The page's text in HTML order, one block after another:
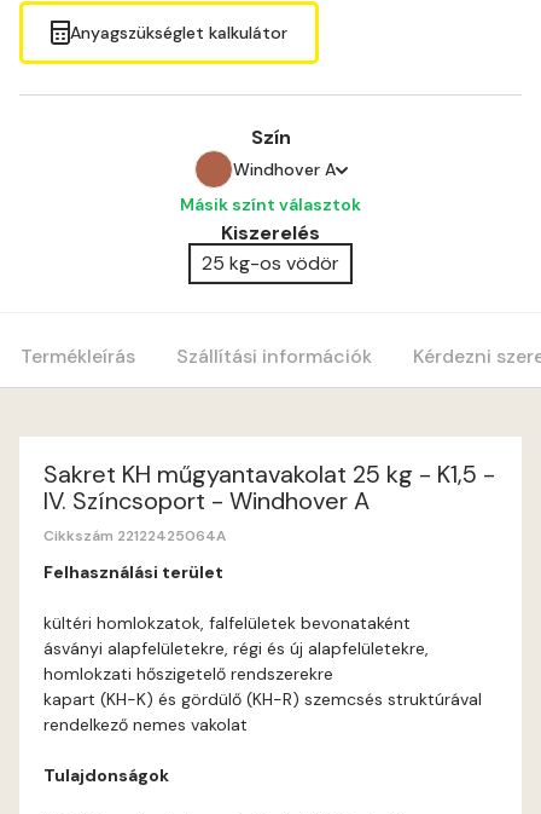
Anyagszükséglet kalkulátor
Szín
Windhover A
Amber B
Apple B
Cobalt A
Corn A
Current-red A
Másik színt választok
Kiszerelés
25 kg-os vödör
Termékleírás Szállítási információk Kérdezni
Sakret KH műgyantavakolat 25 kg - K1,5 -
IV. Színcsoport - Windhover A
Cikkszám 22122425064A
Felhasználási terület
kültéri homlokzatok, falfelületek bevonataként
ásványi alapfelületekre, régi és új alapfelületekre,
homlokzati hőszigetelő rendszerekre
kapart (KH-K) és gördülő (KH-R) szemcsés struktúrával
rendelkező nemes vakolat
Tulajdonságok